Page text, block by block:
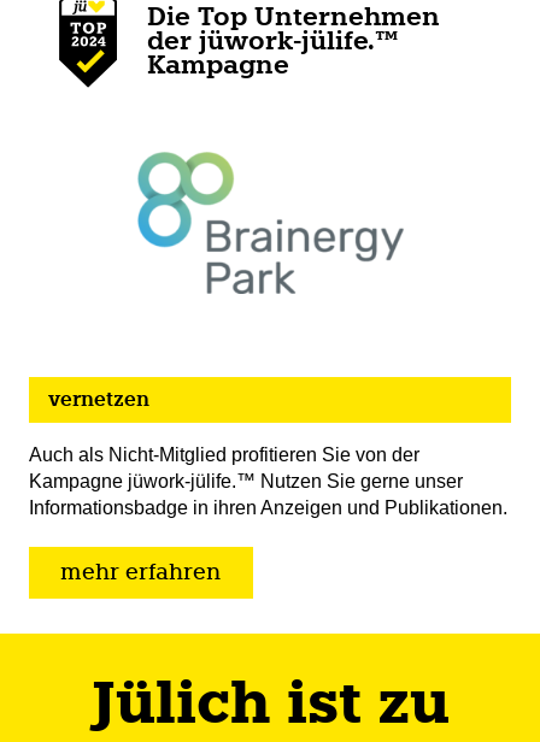
Die Top Unternehmen
der jüwork-jülife.™
Kampagne
vernetzen
Auch als Nicht-Mitglied profitieren Sie von der
Kampagne jüwork-jülife.™ Nutzen Sie gerne unser
Informationsbadge in ihren Anzeigen und Publikationen.
mehr erfahren
Jülich ist zu